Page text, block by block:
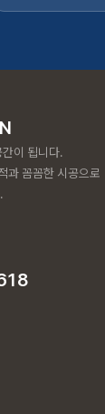
이 됩니다.
과 꼼꼼한 시공으로